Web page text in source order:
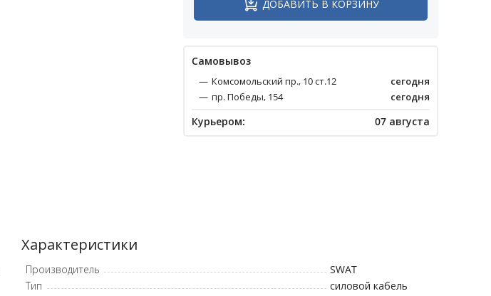
ДОБАВИТЬ В КОРЗИНУ
Cамовывоз
Комсомольский пр., 10 ст.12
сегодня
пр. Победы, 154
сегодня
Курьером: 07 августа
Характеристики
Производитель
SWAT
Тип
силовой кабель